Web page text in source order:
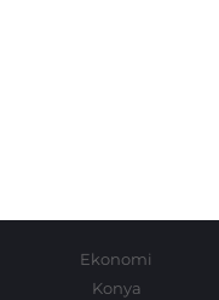
Ekonomi
Konya